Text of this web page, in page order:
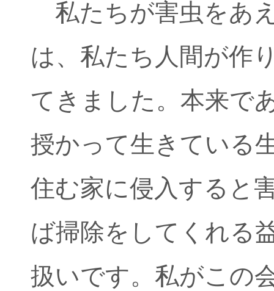
私たちが害虫をあ
は、私たち人間が作
てきました。本来で
授かって生きている
住む家に侵入すると
ば掃除をしてくれる
扱いです。私がこの